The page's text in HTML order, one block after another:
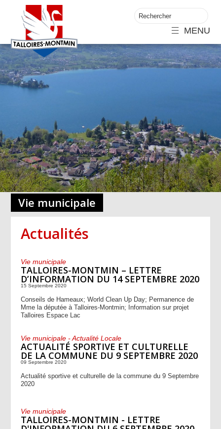
MENU
Vie municipale
Actualités
Vie municipale
TALLOIRES-MONTMIN – LETTRE
D’INFORMATION DU 14 SEPTEMBRE 2020
15 Septembre 2020
Conseils de Hameaux; World Clean Up Day; Permanence de
Mme la députée à Talloires-Montmin; Information sur projet
Talloires Espace Lac
Vie municipale - Actualité Locale
ACTUALITÉ SPORTIVE ET CULTURELLE
DE LA COMMUNE DU 9 SEPTEMBRE 2020
09 Septembre 2020
Actualité sportive et culturelle de la commune du 9 Septembre
2020
Vie municipale
TALLOIRES-MONTMIN - LETTRE